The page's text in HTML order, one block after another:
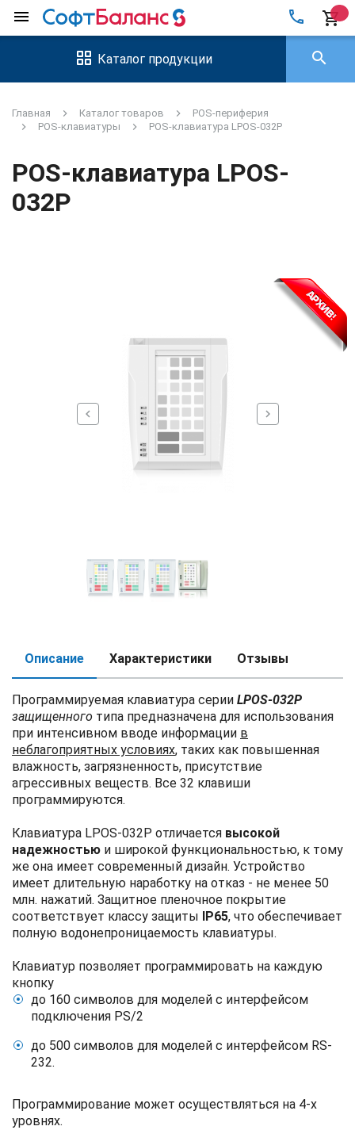
menu local_phone shopping_cart
Каталог продукции search
Главная Каталог товаров
POS-периферия
POS-клавиатуры
POS-клавиатура LPOS-032P
chevron_left chevron_right
POS-клавиатура LPOS-
032P
Описание Характеристики Отзывы
Программируемая клавиатура серии LPOS-032P
защищенного типа предназначена для использования
при интенсивном вводе информации в
неблагоприятных условиях, таких как повышенная
влажность, загрязненность, присутствие
агрессивных веществ. Все 32 клавиши
программируются.
Клавиатура LPOS-032P отличается высокой
надежностью и широкой функциональностью, к тому
же она имеет современный дизайн. Устройство
имеет длительную наработку на отказ - не менее 50
млн. нажатий. Защитное пленочное покрытие
соответствует классу защиты
IP65, что обеспечивает
полную водонепроницаемость клавиатуры.
Клавиатур позволяет программировать на каждую
кнопку
до 160 символов для моделей с интерфейсом
подключения PS/2
до 500 символов для моделей с интерфейсом RS-
232.
Программирование может осуществляться на 4-х
уровнях.